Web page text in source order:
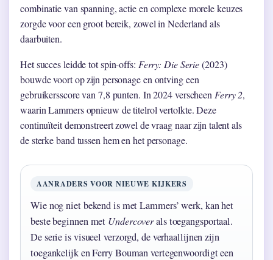
combinatie van spanning, actie en complexe morele keuzes
zorgde voor een groot bereik, zowel in Nederland als
daarbuiten.
Het succes leidde tot spin-offs: Ferry: Die Serie(2023)
bouwde voort op zijn personage en ontving een
gebruikersscore van 7,8 punten. In 2024 verscheen Ferry 2,
waarin Lammers opnieuw de titelrol vertolkte. Deze
continuïteit demonstreert zowel de vraag naar zijn talent als
de sterke band tussen hem en het personage.
AANRADERS VOOR NIEUWE KIJKERS
Wie nog niet bekend is met Lammers’ werk, kan het
beste beginnen met Undercoverals toegangsportaal.
De serie is visueel verzorgd, de verhaallijnen zijn
toegankelijk en Ferry Bouman vertegenwoordigt een